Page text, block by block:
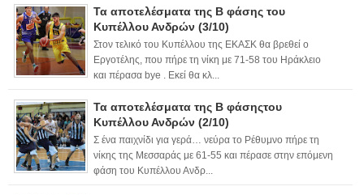
Τα αποτελέσματα της Β φάσης του
Κυπέλλου Ανδρών (3/10)
Στον τελικό του Κυπέλλου της ΕΚΑΣΚ θα βρεθεί ο
Εργοτέλης, που πήρε τη νίκη με 71-58 του Ηράκλειο
και πέρασα bye . Εκεί θα κλ...
Τα αποτελέσματα της Β φάσηςτου
Κυπέλλου Ανδρών (2/10)
Σ ένα παιχνίδι για γερά… νεύρα το Ρέθυμνο πήρε τη
νίκης της Μεσσαράς με 61-55 και πέρασε στην επόμενη
φάση του Κυπέλλου Ανδρ...